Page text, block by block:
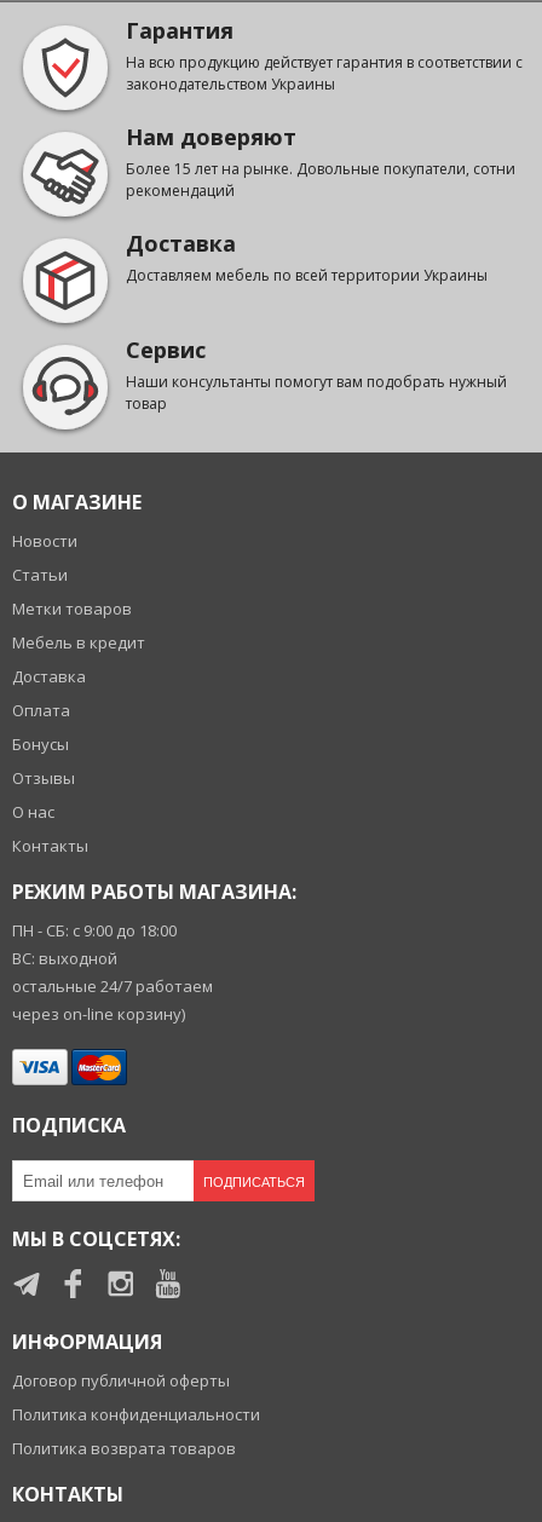
Гарантия
На всю продукцию действует гарантия в соответствии с
законодательством Украины
Нам доверяют
Более 15 лет на рынке. Довольные покупатели, сотни
рекомендаций
Доставка
Доставляем мебель по всей территории Украины
Сервис
Наши консультанты помогут вам подобрать нужный
товар
О МАГАЗИНЕ
Новости
Статьи
Метки товаров
Мебель в кредит
Доставка
Оплата
Бонусы
Отзывы
О нас
Контакты
РЕЖИМ РАБОТЫ МАГАЗИНА:
ПН - СБ: с 9:00 до 18:00
ВС: выходной
остальные 24/7 работаем
через on-line корзину)
ПОДПИСКА
ПОДПИСАТЬСЯ
МЫ В СОЦСЕТЯХ:
ИНФОРМАЦИЯ
Договор публичной оферты
Политика конфиденциальности
Политика возврата товаров
КОНТАКТЫ